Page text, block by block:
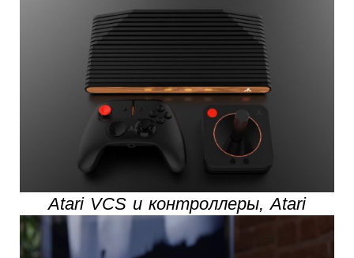
Atari VCS и контроллеры, Atari